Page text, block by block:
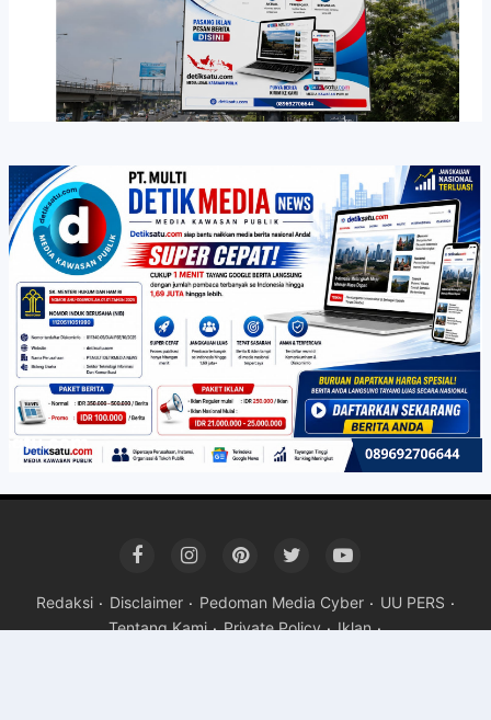
Redaksi Disclaimer Pedoman Media Cyber
UU PERS
Tentang Kami
Private Policy Iklan